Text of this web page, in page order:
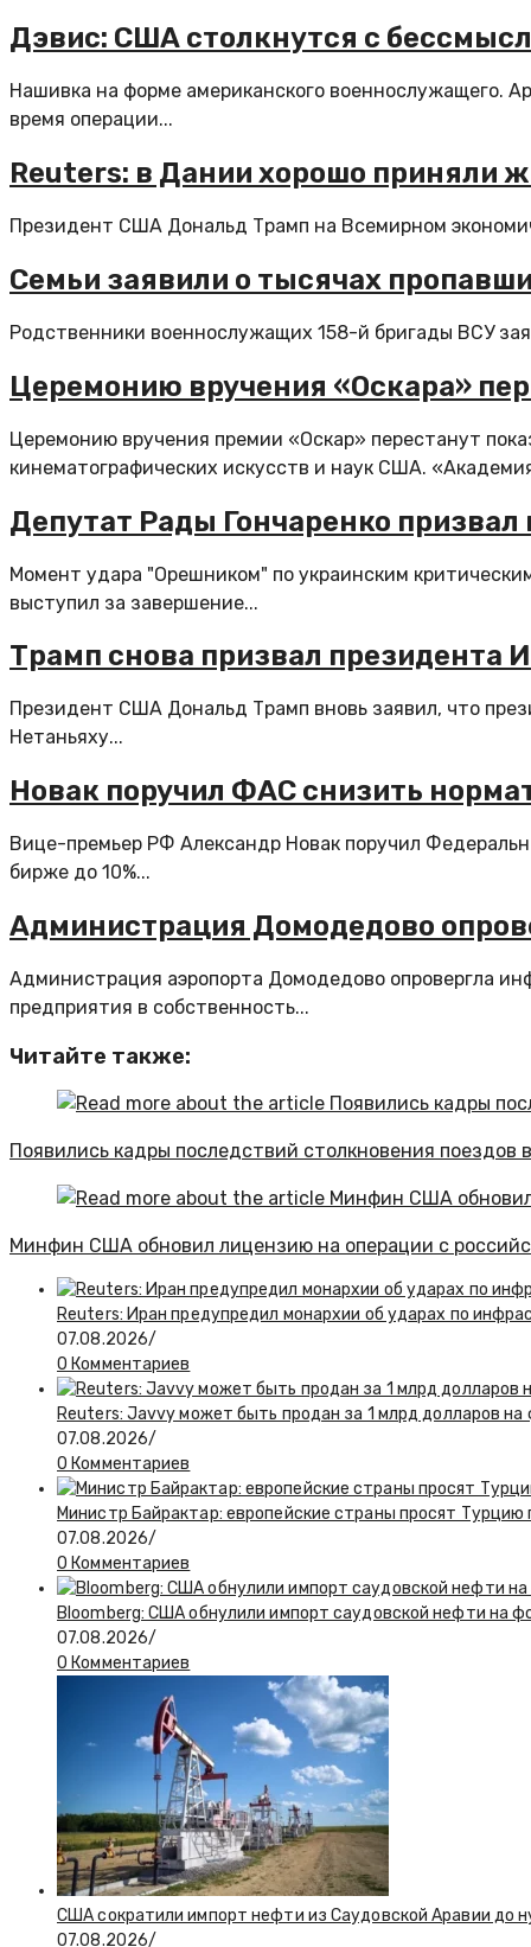
Дэвис: США столкнутся с
Нашивка на форме американского военнослужащего.
время операции...
Reuters: в Дании хорошо приняли
Президент США Дональд Трамп на Всемирном
Семьи заявили о тысячах
Родственники военнослужащих 158-й бригады ВСУ
Церемонию вручения «Оскара»
Церемонию вручения премии «Оскар» перестанут
кинематографических искусств и наук США.
Депутат Рады Гончаренко
Момент удара "Орешником" по украинским
выступил за завершение...
Трамп снова призвал президента
Президент США Дональд Трамп вновь заявил, что
Нетаньяху...
Новак поручил ФАС снизить
Вице-премьер РФ Александр Новак поручил
бирже до 10%...
Администрация Домодедово
Администрация аэропорта Домодедово опровергла
предприятия в собственность...
Читайте также:
Появились кадры последствий столкновения поездов
Минфин США обновил лицензию на операции с
Reuters: Иран предупредил монархии об ударах по
07.08.2026/
0 Комментариев
Reuters: Javvy может быть продан за 1 млрд долларов на
07.08.2026/
0 Комментариев
Министр Байрактар: европейские страны просят Турцию
07.08.2026/
0 Комментариев
Bloomberg: США обнулили импорт саудовской нефти на
07.08.2026/
0 Комментариев
США сократили импорт нефти из Саудовской Аравии до
07.08.2026/